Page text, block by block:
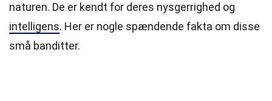
naturen. De er kendt for deres nysgerrighed og
intelligens. Her er nogle spændende fakta om disse
små banditter.